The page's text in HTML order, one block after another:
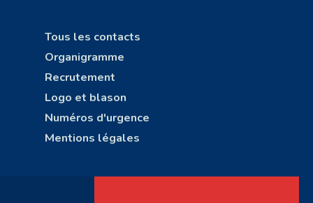
Tous les contacts
Organigramme
Recrutement
Logo et blason
Numéros d'urgence
Mentions légales